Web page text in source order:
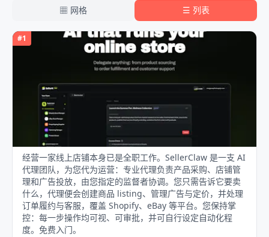
▦ 网格 ☰ 列表
#1
经营一家线上店铺本身已是全职工作。SellerClaw 是一支 AI
代理团队，为您代为运营：专业代理负责产品采购、店铺管
理和广告投放，由您指定的监督者协调。您只需告诉它要卖
什么，代理便会创建商品 listing、管理广告与定价，并处理
订单履约与客服，覆盖 Shopify、eBay 等平台。您保持掌
控：每一步操作均可视、可审批，并可自行设定自动化程
度。免费入门。